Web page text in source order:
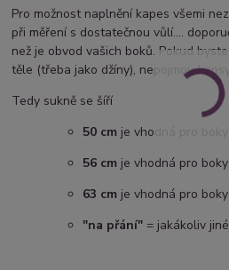
Pro možnost naplnění kapes všemi
při měření s dostatečnou vůlí....
než je obvod vašich boků. Pokud
těle (třeba jako džíny), nepojmou
Tedy sukně se šíří
50 cm je vhodná pro
56 cm je vhodná pro
63 cm je vhodná pro
"na přání" = jakákoliv